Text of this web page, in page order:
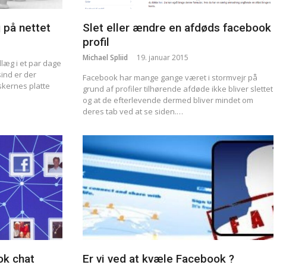
på nettet
i et par dage
er der
platte
Slet eller ændre en afdøds facebook
profil
Michael Spliid 19. januar 2015
Facebook har mange gange været i stormvejr på
grund af profiler tilhørende afdøde ikke bliver slettet
og at de efterlevende dermed bliver mindet om
deres tab ved at se siden.…
chat Er vi ved at kvæle Facebook ?